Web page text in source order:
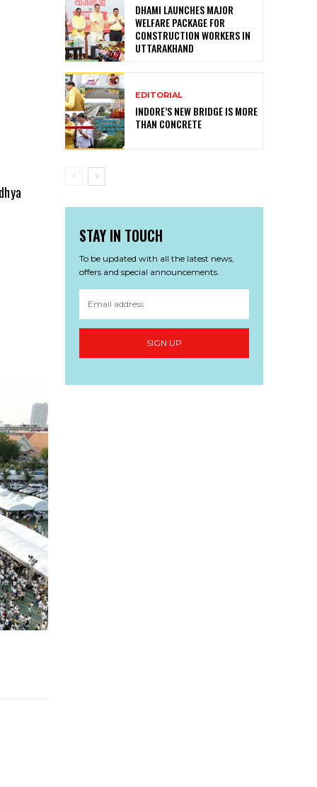
DHAMI LAUNCHES MAJOR
WELFARE PACKAGE FOR
CONSTRUCTION WORKERS IN
UTTARAKHAND
EDITORIAL
INDORE’S NEW BRIDGE IS MORE
THAN CONCRETE
STAY IN TOUCH
To be updated with all the latest news,
offers and special announcements.
SIGN UP